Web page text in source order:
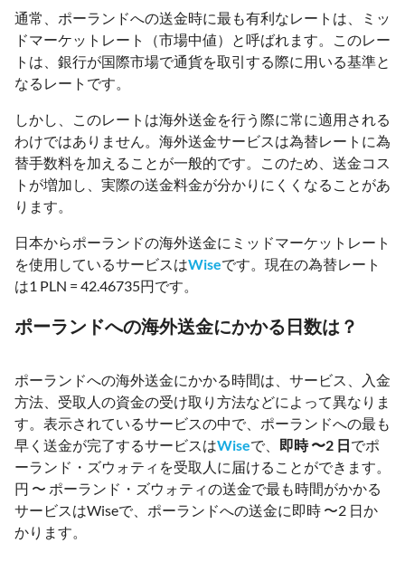
通常、ポーランドへの送金時に最も有利なレートは、ミッ
ドマーケットレート（市場中値）と呼ばれます。このレー
トは、銀行が国際市場で通貨を取引する際に用いる基準と
なるレートです。
しかし、このレートは海外送金を行う際に常に適用される
わけではありません。海外送金サービスは為替レートに為
替手数料を加えることが一般的です。このため、送金コス
トが増加し、実際の送金料金が分かりにくくなることがあ
ります。
日本からポーランドの海外送金にミッドマーケットレート
を使用しているサービスはWiseです。現在の為替レート
は1 PLN = 42.46735円です。
ポーランドへの海外送金にかかる日数は？
ポーランドへの海外送金にかかる時間は、サービス、入金
方法、受取人の資金の受け取り方法などによって異なりま
す。表示されているサービスの中で、ポーランドへの最も
早く送金が完了するサービスはWiseで、 即時 〜2 日でポ
ーランド・ズウォティを受取人に届けることができます。
円 〜 ポーランド・ズウォティの送金で最も時間がかかる
サービスはWiseで、ポーランドへの送金に即時 〜2 日か
かります。